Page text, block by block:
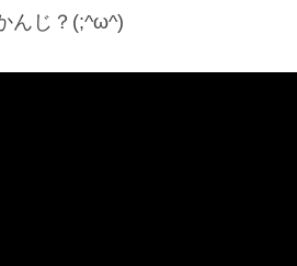
んじ？(;^ω^)